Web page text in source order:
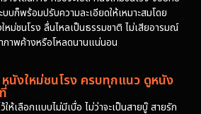
บก็พร้อมปรับความละเอียดให้เหมาะสมโดย
หม่ชนโรง ลื่นไหลเป็นธรรมชาติ ไม่เสียอารมณ์
าพค้างหรือโหลดนานแน่นอน
นังใหม่ชนโรง ครบทุกแนว ดูหนัง
ห้เลือกแบบไม่มีเบื่อ ไม่ว่าจะเป็นสายบู๊ สายรัก